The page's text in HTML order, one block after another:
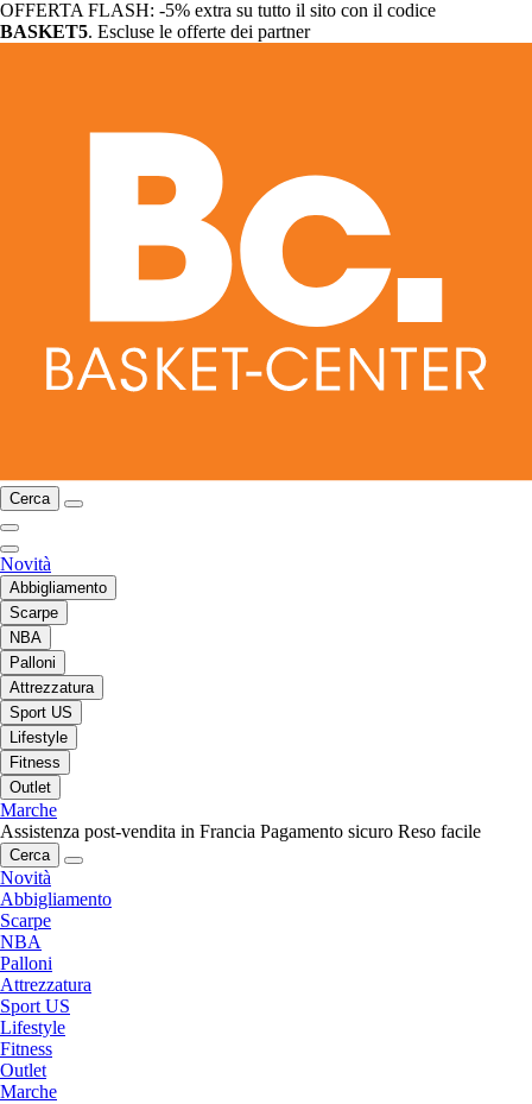
OFFERTA FLASH: -5% extra su tutto il sito con il codice
BASKET5. Escluse le offerte dei partner
Cerca
Novità
Abbigliamento
Scarpe
NBA
Palloni
Attrezzatura
Sport US
Lifestyle
Fitness
Outlet
Marche
Assistenza post-vendita in Francia Pagamento sicuro Reso facile
Cerca
Novità
Abbigliamento
Scarpe
NBA
Palloni
Attrezzatura
Sport US
Lifestyle
Fitness
Outlet
Marche